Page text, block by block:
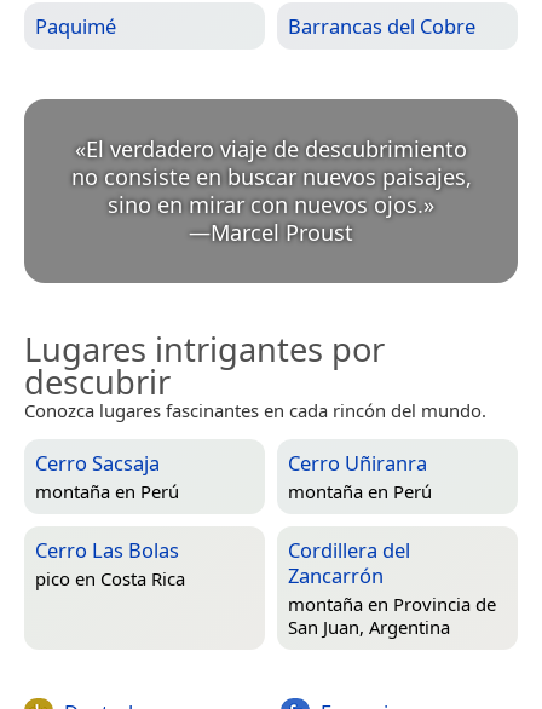
Paquimé Barrancas del Cobre
«El verdadero viaje de descubrimiento
no consiste en buscar nuevos paisajes,
sino en mirar con nuevos ojos.
—Marcel Proust
Lugares intrigantes por
descubrir
Conozca lugares fascinantes en cada rincón del mundo.
Cerro Sacsaja
montaña en Perú
Cerro Uñiranra
montaña en Perú
Cerro Las Bolas
pico en Costa Rica
Cordillera del
Zancarrón
montaña en Provincia de
San Juan, Argentina